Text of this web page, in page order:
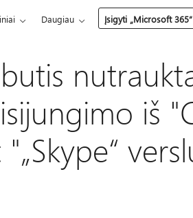
Daugiau Įsigyti „Microsoft 365“
iš